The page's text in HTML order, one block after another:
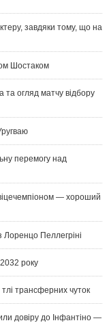
завдяки тому, що на
Шостаком
огляд матчу відбору
перемогу над
— хороший
Лоренцо Пеллегріні
року
трансферних чуток
довіру до Інфантіно —